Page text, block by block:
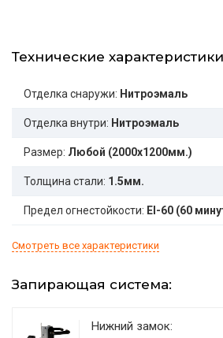
Технические
Отделка снаружи: Нитроэмаль
Отделка внутри: Нитроэмаль
Размер: Любой (2000x1200мм.)
Толщина стали: 1.5мм.
Предел огнестойкости: EI-60 (60
Смотреть все характеристики
Запирающая система:
Нижний замок: